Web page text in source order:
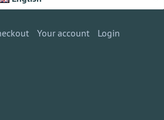
Your account Login